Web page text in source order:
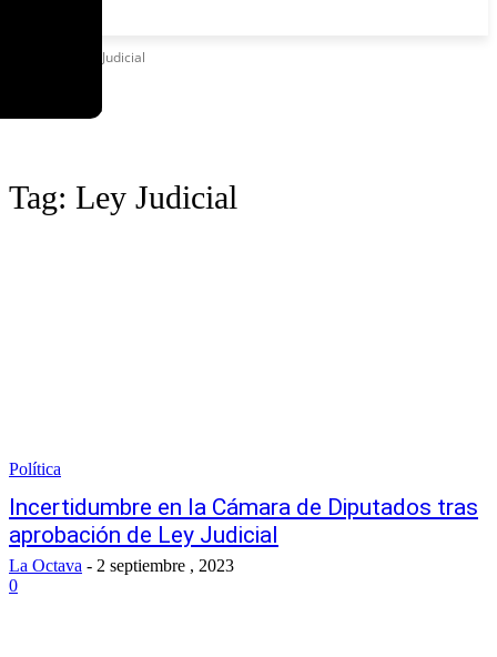
Ley Judicial
Tag: Ley Judicial
Política
Incertidumbre en la Cámara de Diputados tras
aprobación de Ley Judicial
La Octava - 2 septiembre , 2023
0